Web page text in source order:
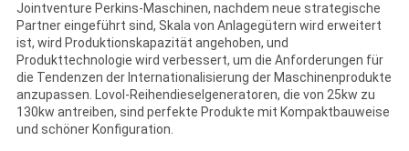
Jointventure Perkins-Maschinen, nachdem neue strategische
Partner eingeführt sind, Skala von Anlagegütern wird erweitert
ist, wird Produktionskapazität angehoben, und
Produkttechnologie wird verbessert, um die Anforderungen für
die Tendenzen der Internationalisierung der Maschinenprodukte
anzupassen. Lovol-Reihendieselgeneratoren, die von 25kw zu
130kw antreiben, sind perfekte Produkte mit Kompaktbauweise
und schöner Konfiguration.